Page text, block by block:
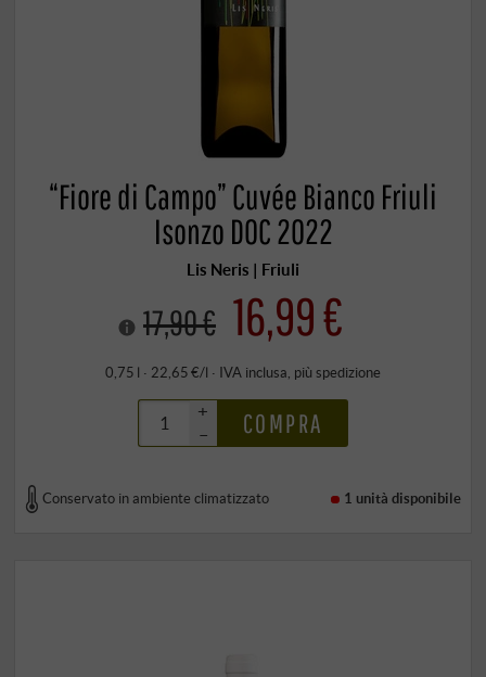
“Fiore di Campo” Cuvée Bianco Friuli
Isonzo DOC 2022
Lis Neris | Friuli
17,90 € 16,99 €
0,75 l · 22,65 €/l · IVA inclusa , più spedizione
+
–
COMPRA
Conservato in ambiente climatizzato 1 unità disponibile